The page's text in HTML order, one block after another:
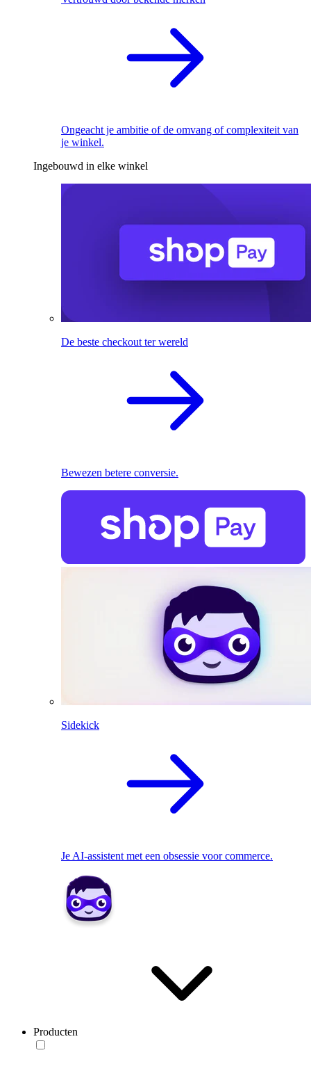
Ongeacht je ambitie of de omvang of complexiteit van
je winkel.
Ingebouwd in elke winkel
De beste checkout ter wereld
Bewezen betere conversie.
Sidekick
Je AI-assistent met een obsessie voor commerce.
Producten